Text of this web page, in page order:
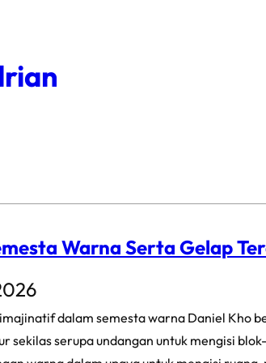
Warna Serta Gelap
dalam semesta warna Daniel Kho
sekilas serupa undangan untuk mengisi